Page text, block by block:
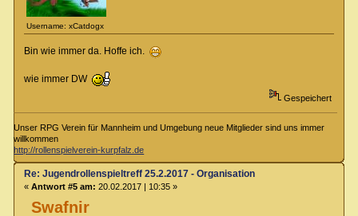
Username: xCatdogx
Bin wie immer da. Hoffe ich.
wie immer DW
Gespeichert
Unser RPG Verein für Mannheim und Umgebung neue Mitglieder sind uns immer
willkommen
http://rollenspielverein-kurpfalz.de
Swafnir
Re: Jugendrollenspieltreff 25.2.2017 - Organisation
« Antwort #5 am: 20.02.2017 | 10:35 »